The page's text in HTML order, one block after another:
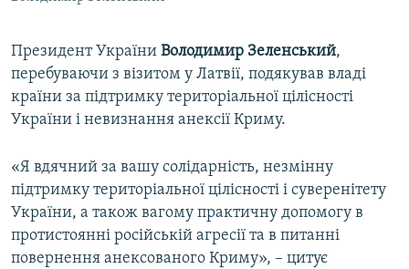
ІНФОГРАФІКА
Усі сайти RFE/RL
Президент України Володимир Зеленський,
перебуваючи з візитом у Латвії, подякував владі
країни за підтримку територіальної цілісності
України і невизнання анексії Криму.
«Я вдячний за вашу солідарність, незмінну
підтримку територіальної цілісності і суверенітету
України, а також вагому практичну допомогу в
протистоянні російській агресії та в питанні
повернення анексованого Криму», – цитує